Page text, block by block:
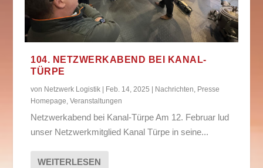
104. NETZWERKABEND BEI KANAL-
TÜRPE
von Netzwerk Logistik Feb. 14, 2025 Nachrichten, Presse
Homepage,Veranstaltungen
Netzwerkabend bei Kanal-Türpe Am 12. Februar lud
unser Netzwerkmitglied Kanal Türpe in seine...
WEITERLESEN